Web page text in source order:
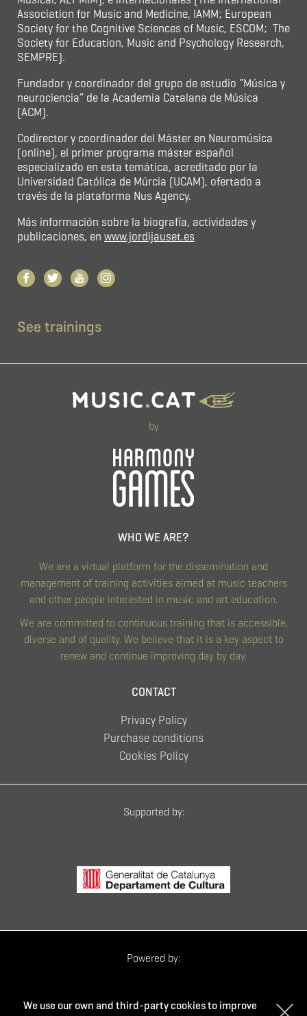
Association for Music and Medicine, IAMM; European
Society for the Cognitive Sciences of Music, ESCOM; The
Society for Education, Music and Psychology Research,
SEMPRE).
Fundador y coordinador del grupo de estudio “Música y
neurociencia” de la Academia Catalana de Música
(ACM).
Codirector y coordinador del Máster en Neuromúsica
(online), el primer programa máster español
especializado en esta temática, acreditado por la
Universidad Católica de Múrcia (UCAM), ofertado a
través de la plataforma Nus Agency.
Más información sobre la biografía, actividades y
publicaciones, en www.jordijauset.es
See trainings
by
WHO WE ARE?
We are a virtual platform for the dissemination and
management of training activities aimed at music teachers
and other people interested in music and art education.
We are committed to continuous training that is accessible,
diverse and of quality. We believe that it is a key aspect to
renew and continue improving day by day.
CONTACT
Privacy Policy
Purchase conditions
Cookies Policy
Supported by:
Powered by:
We use our own and third-party cookies to improve